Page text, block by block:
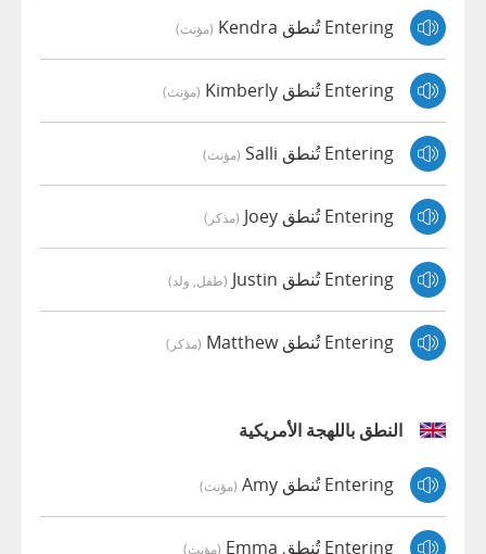
Entering تُنطق Kendra (مؤنث)
Entering تُنطق Kimberly (مؤنث)
Entering تُنطق Salli (مؤنث)
Entering تُنطق Joey (مذكر)
Entering تُنطق Justin (طفل, ولد)
Entering تُنطق Matthew (مذكر)
النطق باللهجة الأمريكية
Entering تُنطق Amy (مؤنث)
Entering تُنطق Emma (مؤنث)